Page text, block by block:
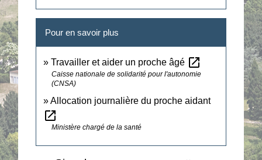
Pour en savoir plus
Travailler et aider un proche âgé open_in_new
Caisse nationale de solidarité pour l'autonomie
(CNSA)
Allocation journalière du proche aidant
open_in_new
Ministère chargé de la santé